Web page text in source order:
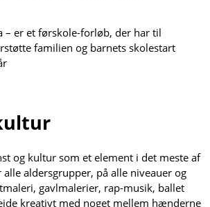
– er et førskole-forløb, der har til
familien og barnets skolestart
og kultur som et element i det meste af
aldersgrupper, på alle niveauer og
gavlmalerier, rap-musik, ballet
kreativt med noget mellem hænderne